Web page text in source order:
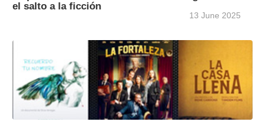
el salto a la ficción
13 June 2025